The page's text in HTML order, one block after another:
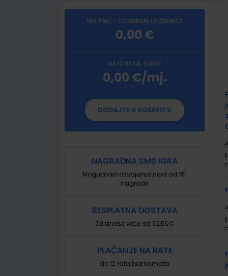
UKUPNO - ODABRANI UDŽBENICI
0,00 €
NA 12 RATA, SAMO
0,00 €/mj.
DODAJTE U KOŠARICU
NAGRADNA SMS IGRA
Mogućnost osvajanja neke od 101
nagrade
BESPLATNA DOSTAVA
Za iznose veće od 62,50€
PLAĆANJE NA RATE
do 12 rata bez kamata